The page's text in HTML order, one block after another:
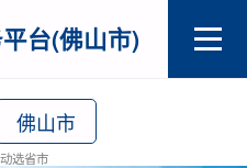
台(佛山市)
佛山市
选省市